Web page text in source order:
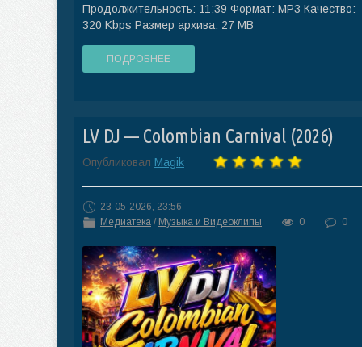
Продолжительность: 11:39 Формат: MP3 Качество:
320 Kbps Размер архива: 27 MB
ПОДРОБНЕЕ
LV DJ — Colombian Carnival (2026)
Опубликовал Magik
23-05-2026, 23:56
Медиатека / Музыка и Видеоклипы 0 0